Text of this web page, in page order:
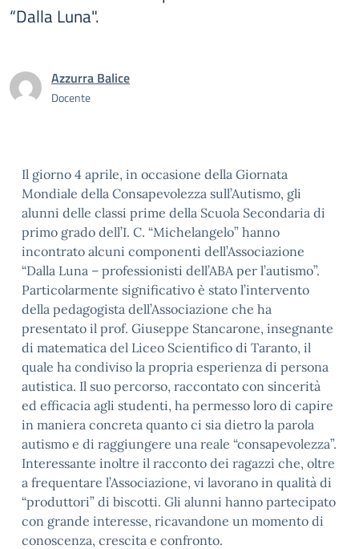
“Dalla Luna".
Azzurra Balice
Docente
Il giorno 4 aprile, in occasione della Giornata
Mondiale della Consapevolezza sull’Autismo, gli
alunni delle classi prime della Scuola Secondaria di
primo grado dell’I. C. “Michelangelo” hanno
incontrato alcuni componenti dell’Associazione
“Dalla Luna – professionisti dell’ABA per l’autismo”.
Particolarmente significativo è stato l’intervento
della pedagogista dell’Associazione che ha
presentato il prof. Giuseppe Stancarone, insegnante
di matematica del Liceo Scientifico di Taranto, il
quale ha condiviso la propria esperienza di persona
autistica. Il suo percorso, raccontato con sincerità
ed efficacia agli studenti, ha permesso loro di capire
in maniera concreta quanto ci sia dietro la parola
autismo e di raggiungere una reale “consapevolezza”.
Interessante inoltre il racconto dei ragazzi che, oltre
a frequentare l’Associazione, vi lavorano in qualità di
“produttori” di biscotti. Gli alunni hanno partecipato
con grande interesse, ricavandone un momento di
conoscenza, crescita e confronto.